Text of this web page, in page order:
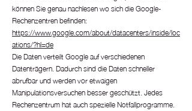
können Sie genau nachlesen wo sich die Google-
Rechenzentren befinden:
https://www.google.com/about/datacenters/inside/loc
ations/?hl=de
Die Daten verteilt Google auf verschiedenen
Datenträgern. Dadurch sind die Daten schneller
abrufbar und werden vor etwaigen
Manipulationsversuchen besser geschützt. Jedes
Rechenzentrum hat auch spezielle Notfallprogramme.